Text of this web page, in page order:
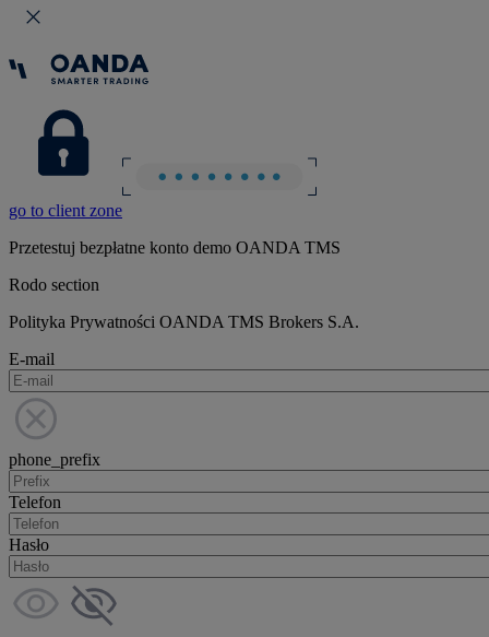
go to client zone
Przetestuj bezpłatne konto demo OANDA TMS
Rodo section
Polityka Prywatności OANDA TMS Brokers S.A.
E-mail
phone_prefix
Telefon
Hasło